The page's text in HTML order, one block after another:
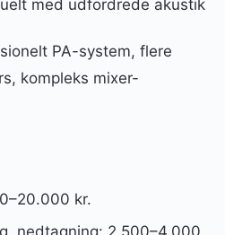
med udfordrede akustik
PA-system, flere
kompleks mixer-
kr.